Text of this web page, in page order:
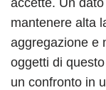
mantenere alta
aggregazione e
oggetti di
un confronto in